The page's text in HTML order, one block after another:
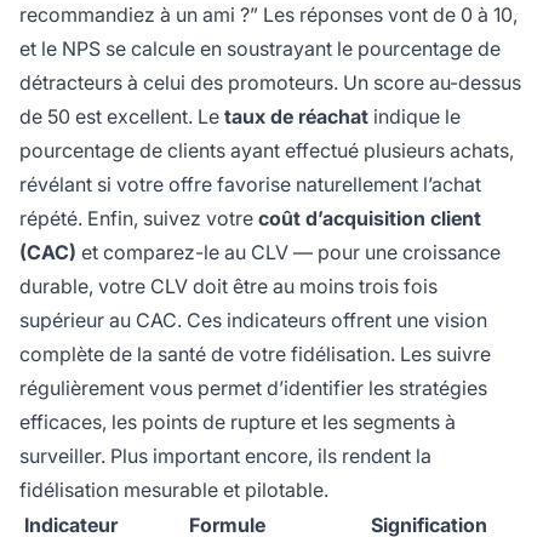
recommandiez à un ami ?” Les réponses vont de 0 à 10,
et le NPS se calcule en soustrayant le pourcentage de
détracteurs à celui des promoteurs. Un score au-dessus
de 50 est excellent. Le taux de réachat indique le
pourcentage de clients ayant effectué plusieurs achats,
révélant si votre offre favorise naturellement l’achat
répété. Enfin, suivez votre coût d’acquisition client
(CAC) et comparez-le au CLV — pour une croissance
durable, votre CLV doit être au moins trois fois
supérieur au CAC. Ces indicateurs offrent une vision
complète de la santé de votre fidélisation. Les suivre
régulièrement vous permet d’identifier les stratégies
efficaces, les points de rupture et les segments à
surveiller. Plus important encore, ils rendent la
fidélisation mesurable et pilotable.
Indicateur
Formule Signification